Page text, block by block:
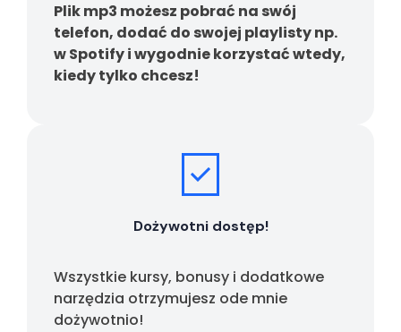
Plik mp3 możesz pobrać na swój
telefon, dodać do swojej playlisty np.
w Spotify i wygodnie korzystać wtedy,
kiedy tylko chcesz!
Dożywotni dostęp!
Wszystkie kursy, bonusy i dodatkowe
narzędzia otrzymujesz ode mnie
dożywotnio!